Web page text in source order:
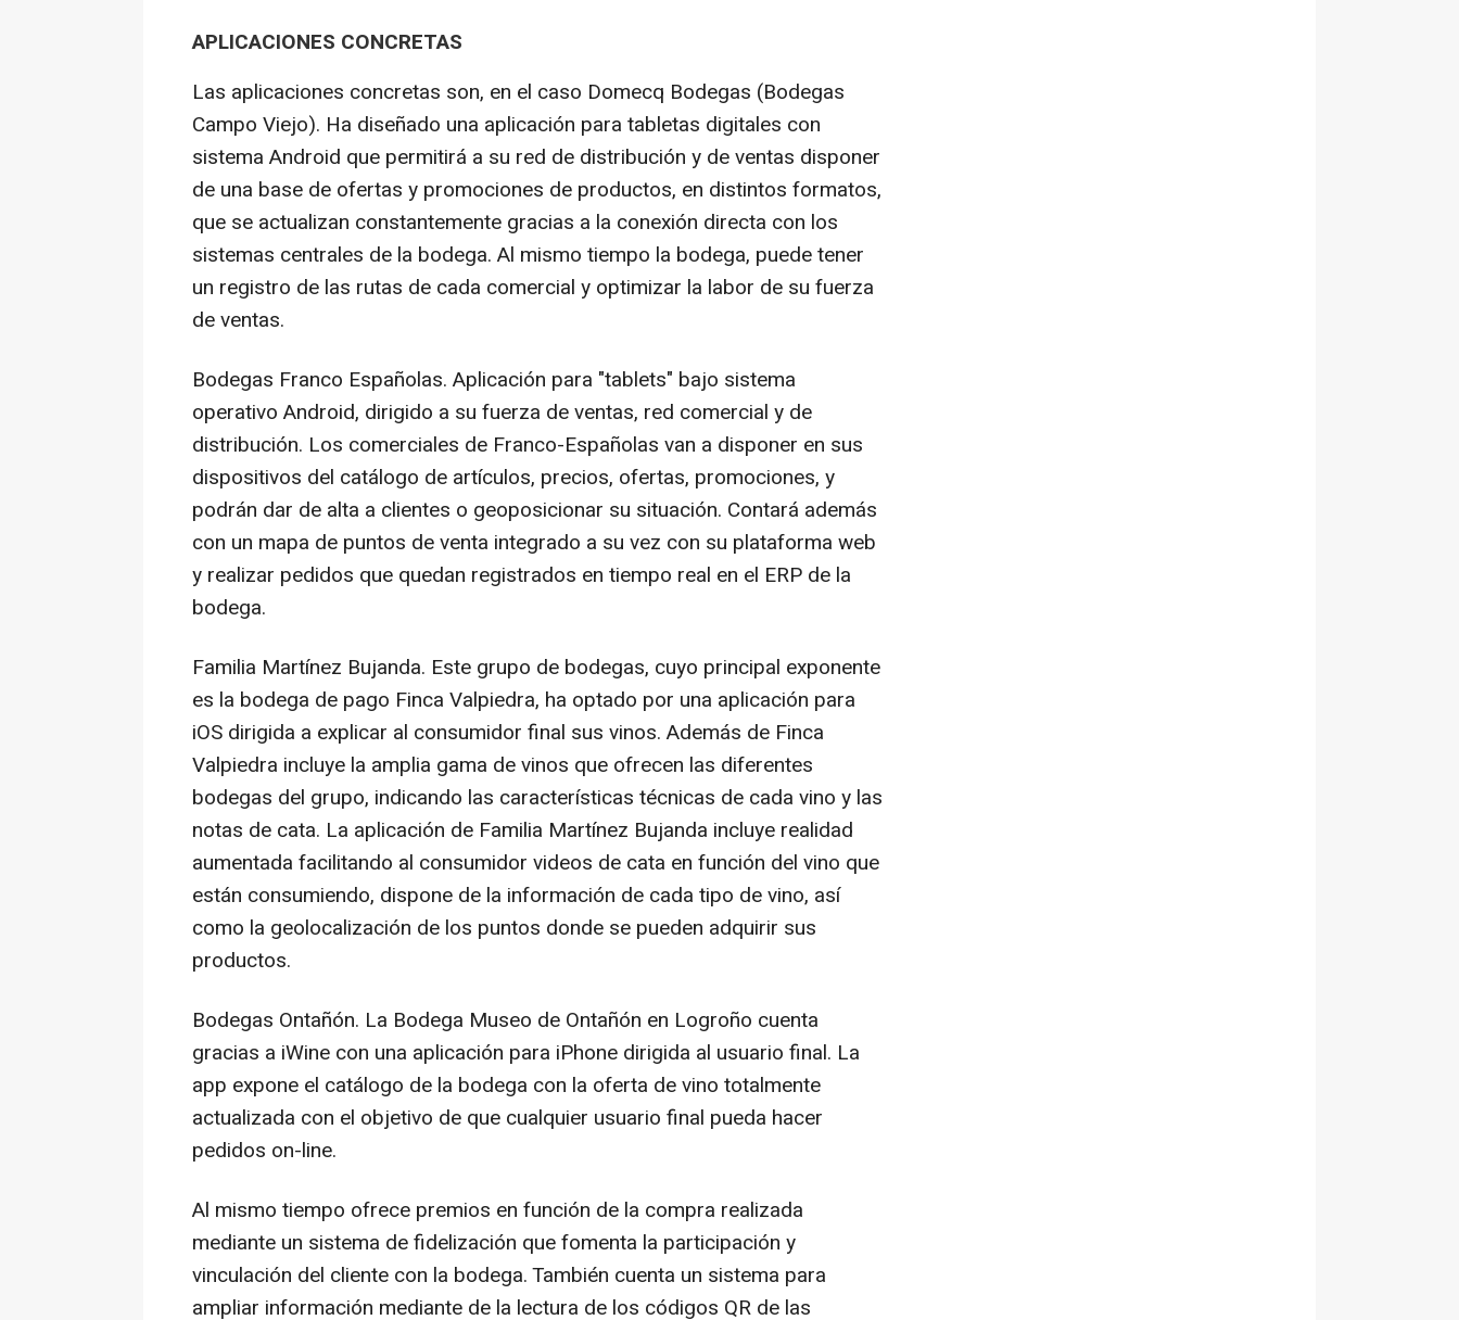
APLICACIONES CONCRETAS
Las aplicaciones concretas son, en el caso Domecq Bodegas (Bodegas
Campo Viejo). Ha diseñado una aplicación para tabletas digitales con
sistema Android que permitirá a su red de distribución y de ventas disponer
de una base de ofertas y promociones de productos, en distintos formatos,
que se actualizan constantemente gracias a la conexión directa con los
sistemas centrales de la bodega. Al mismo tiempo la bodega, puede tener
un registro de las rutas de cada comercial y optimizar la labor de su fuerza
de ventas.
Bodegas Franco Españolas. Aplicación para "tablets" bajo sistema
operativo Android, dirigido a su fuerza de ventas, red comercial y de
distribución. Los comerciales de Franco-Españolas van a disponer en sus
dispositivos del catálogo de artículos, precios, ofertas, promociones, y
podrán dar de alta a clientes o geoposicionar su situación. Contará además
con un mapa de puntos de venta integrado a su vez con su plataforma web
y realizar pedidos que quedan registrados en tiempo real en el ERP de la
bodega.
Familia Martínez Bujanda. Este grupo de bodegas, cuyo principal exponente
es la bodega de pago Finca Valpiedra, ha optado por una aplicación para
iOS dirigida a explicar al consumidor final sus vinos. Además de Finca
Valpiedra incluye la amplia gama de vinos que ofrecen las diferentes
bodegas del grupo, indicando las características técnicas de cada vino y las
notas de cata. La aplicación de Familia Martínez Bujanda incluye realidad
aumentada facilitando al consumidor videos de cata en función del vino que
están consumiendo, dispone de la información de cada tipo de vino, así
como la geolocalización de los puntos donde se pueden adquirir sus
productos.
Bodegas Ontañón. La Bodega Museo de Ontañón en Logroño cuenta
gracias a iWine con una aplicación para iPhone dirigida al usuario final. La
app expone el catálogo de la bodega con la oferta de vino totalmente
actualizada con el objetivo de que cualquier usuario final pueda hacer
pedidos on-line.
Al mismo tiempo ofrece premios en función de la compra realizada
mediante un sistema de fidelización que fomenta la participación y
vinculación del cliente con la bodega. También cuenta un sistema para
ampliar información mediante de la lectura de los códigos QR de las